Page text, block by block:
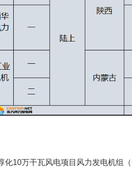
10万干瓦风电项目风力发电机组（